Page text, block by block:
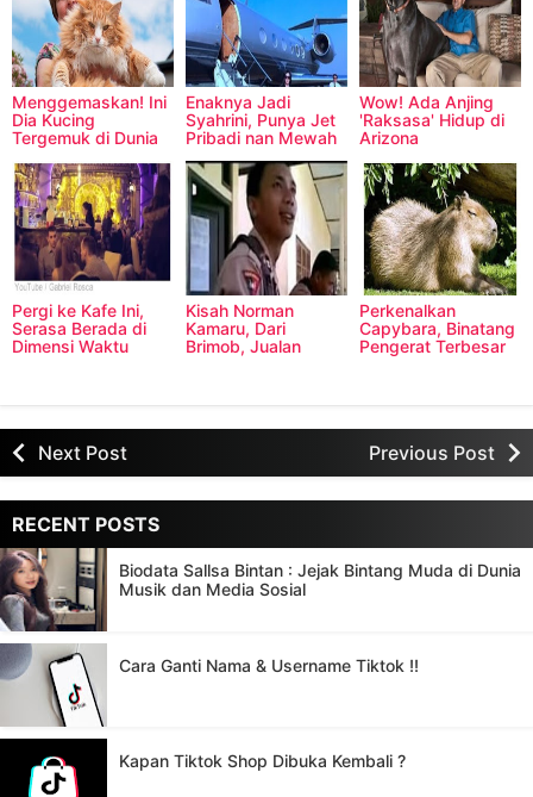
Menggemaskan! Ini
Dia Kucing
Tergemuk di Dunia
Enaknya Jadi
Syahrini, Punya Jet
Pribadi nan Mewah
Wow! Ada Anjing
'Raksasa' Hidup di
Arizona
Pergi ke Kafe Ini,
Serasa Berada di
Dimensi Waktu
Kisah Norman
Kamaru, Dari
Brimob, Jualan
Perkenalkan
Capybara, Binatang
Pengerat Terbesar
Next Post Previous Post
RECENT POSTS
Biodata Sallsa Bintan : Jejak Bintang Muda di Dunia
Musik dan Media Sosial
Cara Ganti Nama & Username Tiktok !!
Kapan Tiktok Shop Dibuka Kembali ?